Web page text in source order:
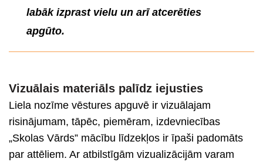
labāk izprast vielu un arī atcerēties
apgūto.
Vizuālais materiāls palīdz iejusties
Liela nozīme vēstures apguvē ir vizuālajam
risinājumam, tāpēc, piemēram, izdevniecības
„Skolas Vārds” mācību līdzekļos ir īpaši padomāts
par attēliem. Ar atbilstīgām vizualizācijām varam